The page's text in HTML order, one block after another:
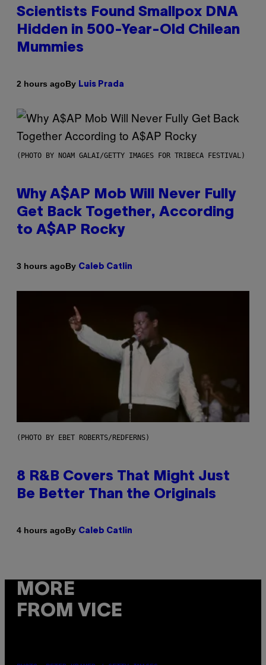
Scientists Found Smallpox DNA
Hidden in 500-Year-Old Chilean
Mummies
2 hours agoBy Luis Prada
(PHOTO BY NOAM GALAI/GETTY IMAGES FOR TRIBECA FESTIVAL)
Why A$AP Mob Will Never Fully
Get Back Together, According
to A$AP Rocky
3 hours agoBy Caleb Catlin
(PHOTO BY EBET ROBERTS/REDFERNS)
8 R&B Covers That Might Just
Be Better Than the Originals
4 hours agoBy Caleb Catlin
MORE
FROM VICE